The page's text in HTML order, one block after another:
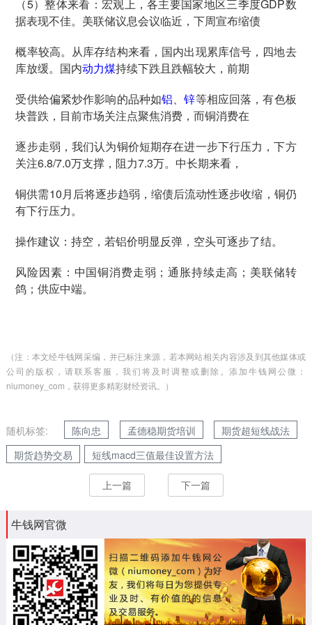
（5）整体来看：宏观上，各主要国家地区三季度GDP数
据表现不佳。美联储议息会议临近，下周宣布缩债
概率较高。从库存结构来看，国内出现累库信号，四地去
库放缓。国内动力煤持续下跌且跌幅较大，前期
受供给偏紧炒作影响的品种如铝、锌等相应回落，有色板
块普跌，目前市场关注点聚焦消费，而铜消费在
逐步走弱，我们认为铜价短期存在进一步下行压力，下方
关注6.8/7.0万支撑，阻力7.3万。中长期来看，
铜供需10月后将逐步趋弱，缩债后流动性逐步收缩，铜仍
有下行压力。
操作建议：持空，若铝价明显反弹，空头可逐步了结。
风险因素：中国铜消费走弱；通胀持续走高；美联储转
鸽；供应中端。
（注：本文经牛钱网采编，并已标注来源，若本网站相关内容涉及到其他媒体或
公司的版权，请联系客服，我们将及时调整或删除。添加牛钱网公微：
niumoney_com，获得更多精彩财经资讯。）
随机标签: 陈向忠 孟德稳期货培训
期货超短线战法
期货趋势交易
短线macd三值最佳设置方法
上一篇 下一篇
牛钱网官微